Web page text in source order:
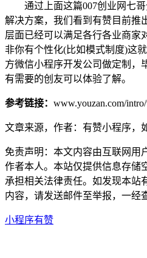
通过上面这篇007创业网七哥
解决方案，我们看到有赞目前推
层面已经可以满足各行各业商家
非你有个性化(比如模式制度)这
方微信小程序开发公司做定制，
有需要的创友可以体验了解。
参考链接： www.youzan.com/
文章来源，作者：有赞小程序，
免责声明：本文内容由互联网用
作者本人。本站仅提供信息存储
承担相关法律责任。如发现本站
内容，请发送邮件至举报，一经
小程序有赞